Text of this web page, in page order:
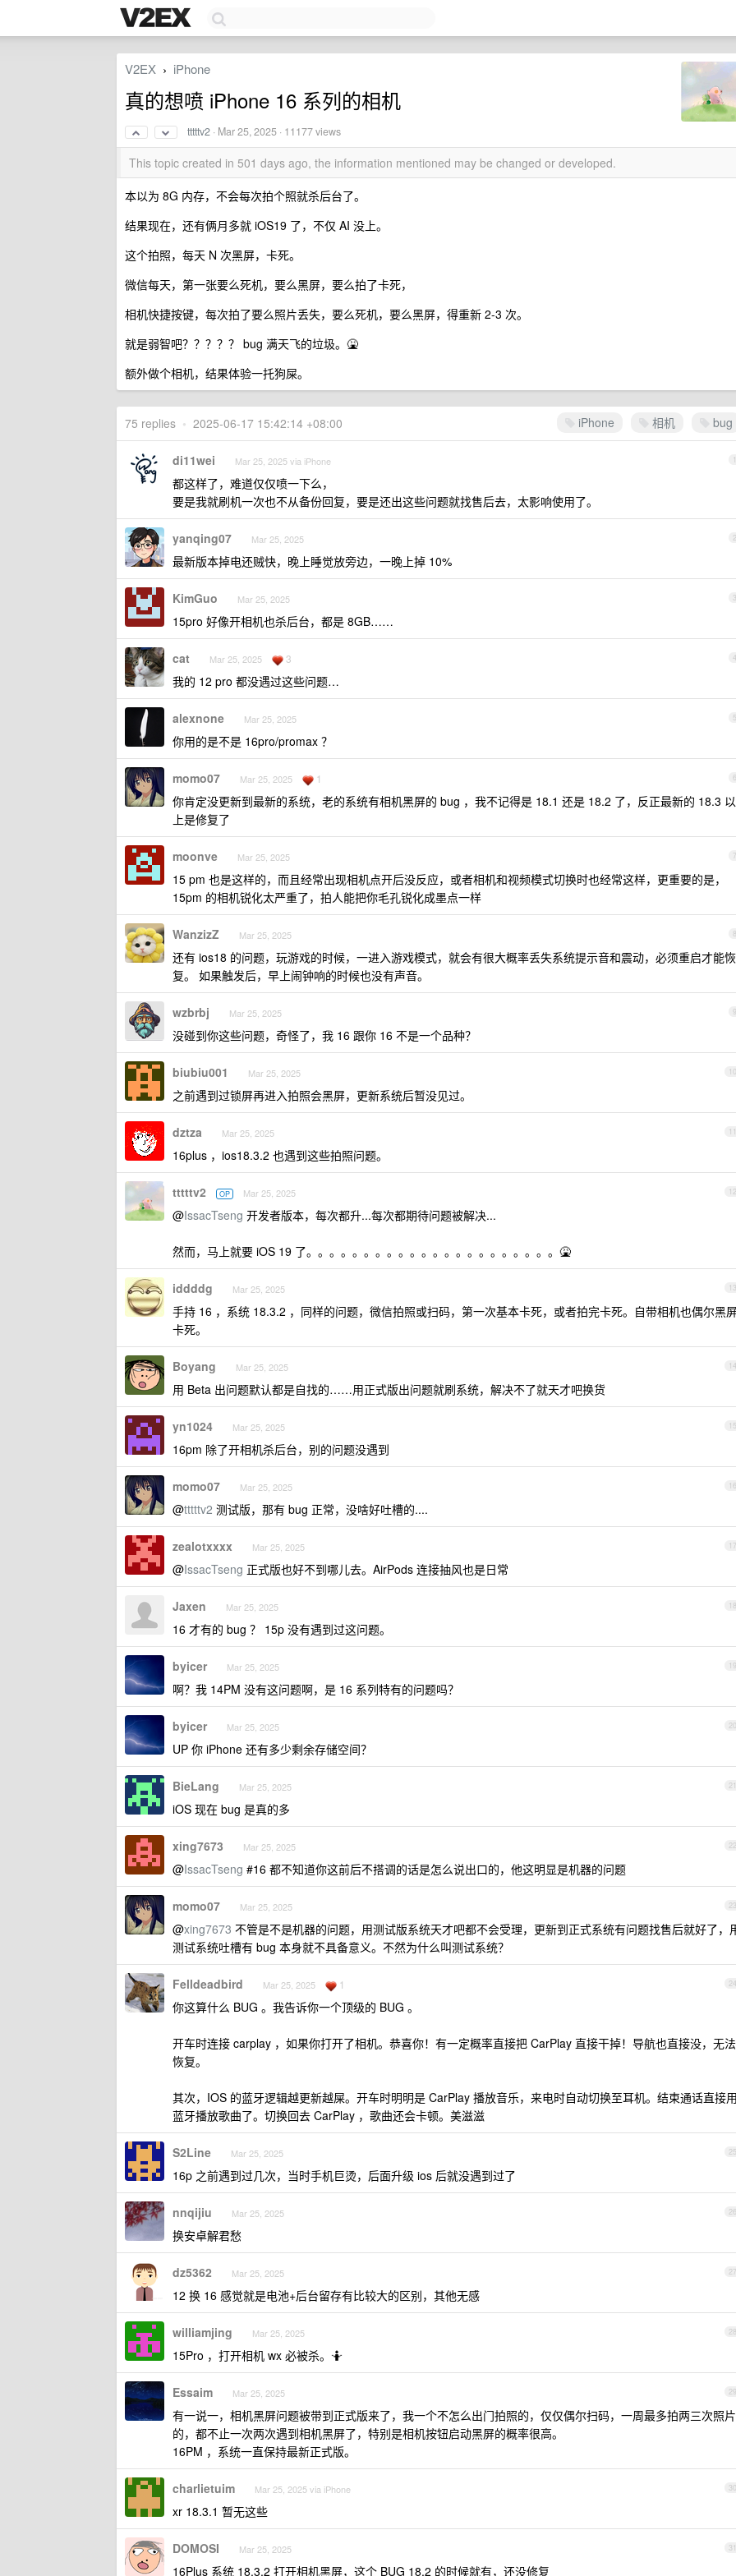
V2EX › iPhone
真的想喷 iPhone 16 系列的相机
tttttv2 · Mar 25, 2025 · 11177 views
This topic created in 501 days ago, the information mentioned may be changed or developed.
本以为 8G 内存，不会每次拍个照就杀后台了。
结果现在，还有俩月多就 iOS19 了，不仅 AI 没上。
这个拍照，每天 N 次黑屏，卡死。
微信每天，第一张要么死机，要么黑屏，要么拍了卡死，
相机快捷按键，每次拍了要么照片丢失，要么死机，要么黑屏，得重新 2-3 次。
就是弱智吧？？？？？ bug 满天飞的垃圾。🤮
额外做个相机，结果体验一托狗屎。
iPhone 相机 bug
75 replies • 2025-06-17 15:42:14 +08:00
1
di11wei Mar 25, 2025 via iPhone
都这样了，难道仅仅喷一下么，
要是我就刷机一次也不从备份回复，要是还出这些问题就找售后去，太影响使用了。
2
yanqing07 Mar 25, 2025
最新版本掉电还贼快，晚上睡觉放旁边，一晚上掉 10%
3
KimGuo Mar 25, 2025
15pro 好像开相机也杀后台，都是 8GB……
4
cat Mar 25, 2025 3
我的 12 pro 都没遇过这些问题…
5
alexnone Mar 25, 2025
你用的是不是 16pro/promax ？
6
momo07 Mar 25, 2025 1
你肯定没更新到最新的系统，老的系统有相机黑屏的 bug ，我不记得是 18.1 还是 18.2 了，反正最新的 18.3 以
上是修复了
7
moonve Mar 25, 2025
15 pm 也是这样的，而且经常出现相机点开后没反应，或者相机和视频模式切换时也经常这样，更重要的是，
15pm 的相机锐化太严重了，拍人能把你毛孔锐化成墨点一样
8
WanzizZ Mar 25, 2025
还有 ios18 的问题，玩游戏的时候，一进入游戏模式，就会有很大概率丢失系统提示音和震动，必须重启才能恢
复。 如果触发后，早上闹钟响的时候也没有声音。
9
wzbrbj Mar 25, 2025
没碰到你这些问题，奇怪了，我 16 跟你 16 不是一个品种？
10
biubiu001 Mar 25, 2025
之前遇到过锁屏再进入拍照会黑屏，更新系统后暂没见过。
11
dztza Mar 25, 2025
16plus ，ios18.3.2 也遇到这些拍照问题。
12
tttttv2 OP Mar 25, 2025
@IssacTseng 开发者版本，每次都升...每次都期待问题被解决...
然而，马上就要 iOS 19 了。。。。。。。。。。。。。。。。。。。。。。🤮
13
iddddg Mar 25, 2025
手持 16 ，系统 18.3.2 ，同样的问题，微信拍照或扫码，第一次基本卡死，或者拍完卡死。自带相机也偶尔黑
卡死。
14
Boyang Mar 25, 2025
用 Beta 出问题默认都是自找的……用正式版出问题就刷系统，解决不了就天才吧换货
15
yn1024 Mar 25, 2025
16pm 除了开相机杀后台，别的问题没遇到
16
momo07 Mar 25, 2025
@tttttv2 测试版，那有 bug 正常，没啥好吐槽的....
17
zealotxxxx Mar 25, 2025
@IssacTseng 正式版也好不到哪儿去。AirPods 连接抽风也是日常
18
Jaxen Mar 25, 2025
16 才有的 bug ？ 15p 没有遇到过这问题。
19
byicer Mar 25, 2025
啊？我 14PM 没有这问题啊，是 16 系列特有的问题吗？
20
byicer Mar 25, 2025
UP 你 iPhone 还有多少剩余存储空间？
21
BieLang Mar 25, 2025
iOS 现在 bug 是真的多
22
xing7673 Mar 25, 2025
@IssacTseng #16 都不知道你这前后不搭调的话是怎么说出口的，他这明显是机器的问题
23
momo07 Mar 25, 2025
@xing7673 不管是不是机器的问题，用测试版系统天才吧都不会受理，更新到正式系统有问题找售后就好了，
测试系统吐槽有 bug 本身就不具备意义。不然为什么叫测试系统？
24
Felldeadbird Mar 25, 2025 1
你这算什么 BUG 。我告诉你一个顶级的 BUG 。
开车时连接 carplay ，如果你打开了相机。恭喜你！有一定概率直接把 CarPlay 直接干掉！导航也直接没，无法
恢复。
其次，IOS 的蓝牙逻辑越更新越屎。开车时明明是 CarPlay 播放音乐，来电时自动切换至耳机。结束通话直接用
蓝牙播放歌曲了。切换回去 CarPlay ，歌曲还会卡顿。美滋滋
25
S2Line Mar 25, 2025
16p 之前遇到过几次，当时手机巨烫，后面升级 ios 后就没遇到过了
26
nnqijiu Mar 25, 2025
换安卓解君愁
27
dz5362 Mar 25, 2025
12 换 16 感觉就是电池+后台留存有比较大的区别，其他无感
28
williamjing Mar 25, 2025
15Pro ，打开相机 wx 必被杀。🤷
29
Essaim Mar 25, 2025
有一说一，相机黑屏问题被带到正式版来了，我一个不怎么出门拍照的，仅仅偶尔扫码，一周最多拍两三次照片
的，都不止一次两次遇到相机黑屏了，特别是相机按钮启动黑屏的概率很高。
16PM ，系统一直保持最新正式版。
30
charlietuim Mar 25, 2025 via iPhone
xr 18.3.1 暂无这些
31
DOMOSI Mar 25, 2025
16Plus 系统 18.3.2 打开相机黑屏，这个 BUG 18.2 的时候就有，还没修复